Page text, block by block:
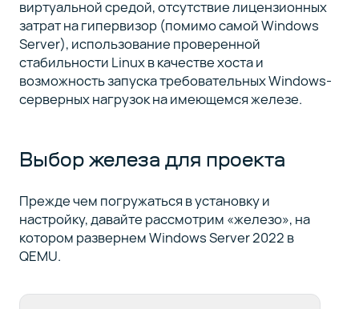
виртуальной средой, отсутствие лицензионных
затрат на гипервизор (помимо самой Windows
Server), использование проверенной
стабильности Linux в качестве хоста и
возможность запуска требовательных Windows-
серверных нагрузок на имеющемся железе.
Выбор железа для проекта
Прежде чем погружаться в установку и
настройку, давайте рассмотрим «железо», на
котором развернем Windows Server 2022 в
QEMU.